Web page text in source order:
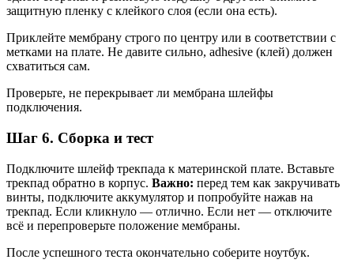
защитную пленку с клейкого слоя (если она есть).
Приклейте мембрану строго по центру или в соответствии с
метками на плате. Не давите сильно, adhesive (клей) должен
схватиться сам.
Проверьте, не перекрывает ли мембрана шлейфы
подключения.
Шаг 6. Сборка и тест
Подключите шлейф трекпада к материнской плате. Вставьте
трекпад обратно в корпус. Важно: перед тем как закручивать
винты, подключите аккумулятор и попробуйте нажав на
трекпад. Если кликнуло — отлично. Если нет — отключите
всё и перепроверьте положение мембраны.
После успешного теста окончательно соберите ноутбук.